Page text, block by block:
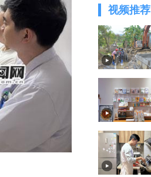
视频推荐